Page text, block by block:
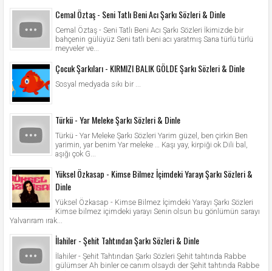
Cemal Öztaş - Seni Tatlı Beni Acı Şarkı Sözleri & Dinle
Cemal Öztaş - Seni Tatlı Beni Acı Şarkı Sözleri İkimizde bir
bahçenin gülüyüz Seni tatlı beni acı yaratmış Sana türlü türlü
meyveler ve...
Çocuk Şarkıları - KIRMIZI BALIK GÖLDE Şarkı Sözleri & Dinle
Sosyal medyada sıkı bir ...
Türkü - Yar Meleke Şarkı Sözleri & Dinle
Türkü - Yar Meleke Şarkı Sözleri Yarim güzel, ben çirkin Ben
yarimin, yar benim Yar meleke … Kaşı yay, kirpiği ok Dili bal,
aşığı çok G...
Yüksel Özkasap - Kimse Bilmez İçimdeki Yarayı Şarkı Sözleri &
Dinle
Yüksel Özkasap - Kimse Bilmez İçimdeki Yarayı Şarkı Sözleri
Kimse bilmez içimdeki yarayı Senin olsun bu gönlümün sarayı
Yalvarıram ırak...
İlahiler - Şehit Tahtından Şarkı Sözleri & Dinle
İlahiler - Şehit Tahtından Şarkı Sözleri Şehit tahtında Rabbe
gülümser Ah binler ce canım olsaydı der Şehit tahtında Rabbe